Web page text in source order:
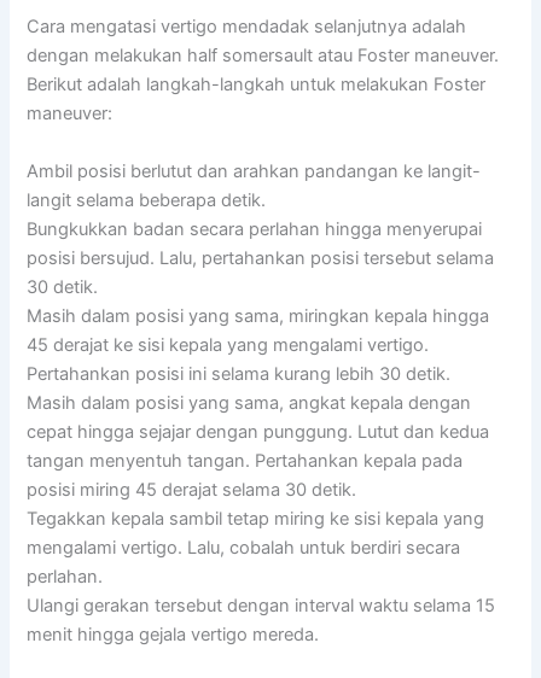
Cara mengatasi vertigo mendadak selanjutnya adalah
dengan melakukan half somersault atau Foster maneuver.
Berikut adalah langkah-langkah untuk melakukan Foster
maneuver:
Ambil posisi berlutut dan arahkan pandangan ke langit-
langit selama beberapa detik.
Bungkukkan badan secara perlahan hingga menyerupai
posisi bersujud. Lalu, pertahankan posisi tersebut selama
30 detik.
Masih dalam posisi yang sama, miringkan kepala hingga
45 derajat ke sisi kepala yang mengalami vertigo.
Pertahankan posisi ini selama kurang lebih 30 detik.
Masih dalam posisi yang sama, angkat kepala dengan
cepat hingga sejajar dengan punggung. Lutut dan kedua
tangan menyentuh tangan. Pertahankan kepala pada
posisi miring 45 derajat selama 30 detik.
Tegakkan kepala sambil tetap miring ke sisi kepala yang
mengalami vertigo. Lalu, cobalah untuk berdiri secara
perlahan.
Ulangi gerakan tersebut dengan interval waktu selama 15
menit hingga gejala vertigo mereda.